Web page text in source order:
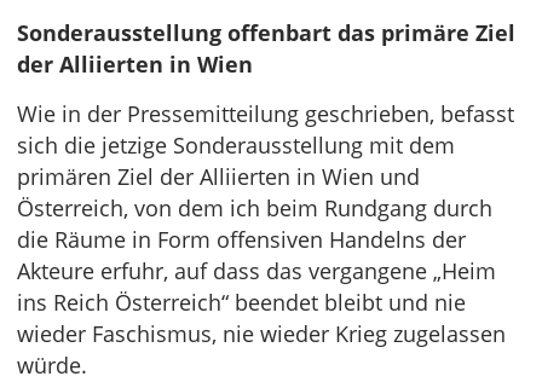
Sonderausstellung offenbart das primäre Ziel
der Alliierten in Wien
Wie in der Pressemitteilung geschrieben, befasst
sich die jetzige Sonderausstellung mit dem
primären Ziel der Alliierten in Wien und
Österreich, von dem ich beim Rundgang durch
die Räume in Form offensiven Handelns der
Akteure erfuhr, auf dass das vergangene „Heim
ins Reich Österreich“ beendet bleibt und nie
wieder Faschismus, nie wieder Krieg zugelassen
würde.